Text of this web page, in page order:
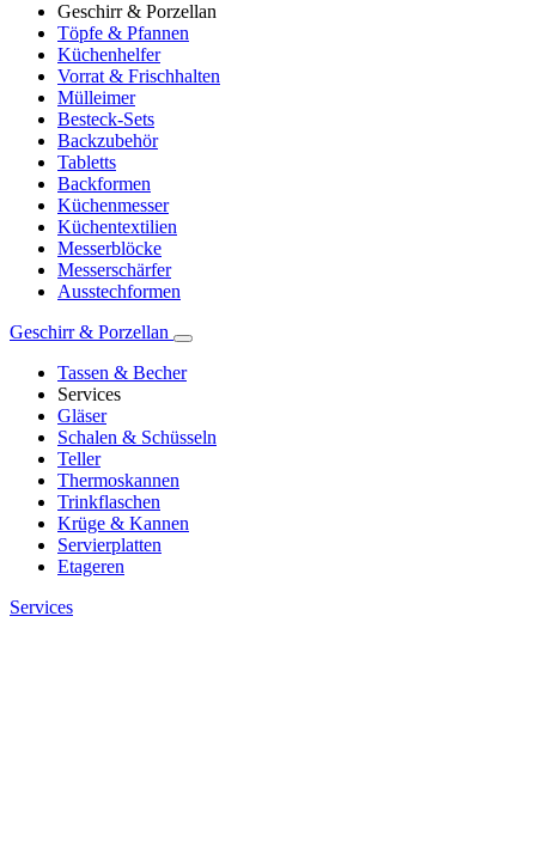
Geschirr & Porzellan
Töpfe & Pfannen
Küchenhelfer
Vorrat & Frischhalten
Mülleimer
Besteck-Sets
Backzubehör
Tabletts
Backformen
Küchenmesser
Küchentextilien
Messerblöcke
Messerschärfer
Ausstechformen
Geschirr & Porzellan
Tassen & Becher
Services
Gläser
Schalen & Schüsseln
Teller
Thermoskannen
Trinkflaschen
Krüge & Kannen
Servierplatten
Etageren
Services